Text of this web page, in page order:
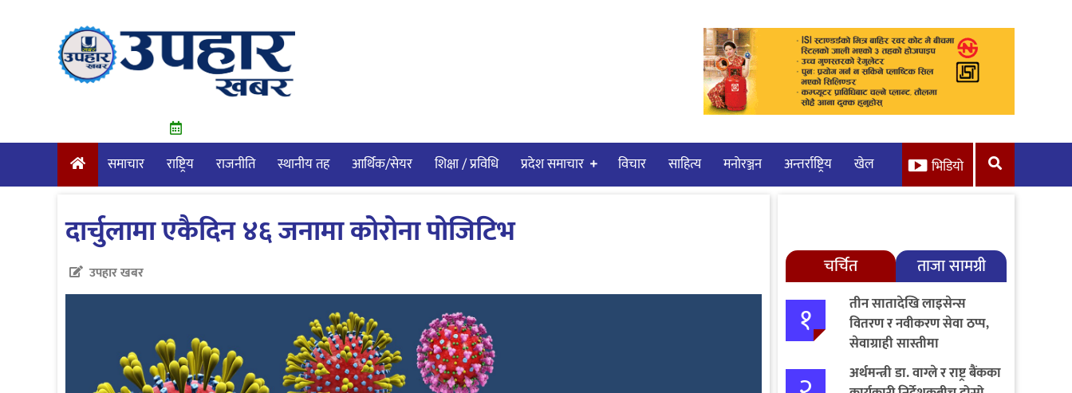
समाचार राष्ट्रिय राजनीति स्थानीय तह आर्थिक/सेयर शिक्षा / प्रविधि प्रदेश समाचार विचार साहित्य मनाेरञ्जन अन्तर्राष्ट्रिय खेल भिडियो
दार्चुलामा एकैदिन ४६ जनामा कोरोना पोजिटिभ
उपहार खबर चर्चित ताजा सामग्री
१
तीन सातादेखि लाइसेन्स
वितरण र नवीकरण सेवा ठप्प,
सेवाग्राही सास्तीमा
अर्थमन्त्री डा. वाग्ले र राष्ट्र बैंकका